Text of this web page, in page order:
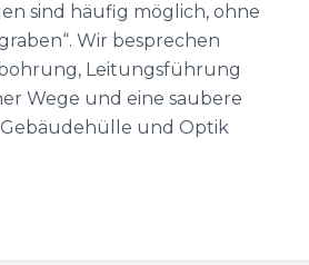
sind häufig möglich, ohne
Wir besprechen
Leitungsführung
Wege und eine saubere
und Optik